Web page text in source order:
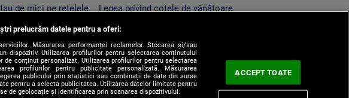
de mici pe rețelele
școală. Ce arată un
Legea privind cotele de vânătoare
Modificările solicitate de Nicușor
Dan
prelucrăm datele pentru a oferi:
Măsurarea performanței reclamelor. Stocarea și/sau
dispozitiv. Utilizarea profilurilor pentru selectarea conținutului
de conținut personalizat. Utilizarea profilurilor pentru selectarea
profilurilor pentru publicitate personalizată. Măsurarea
publicului prin statistici sau combinații de date din surse
pentru a selecta publicitatea. Utilizarea datelor limitate pentru
de geolocație și identificarea prin scanarea dispozitivului.
ACCEPT TOATE